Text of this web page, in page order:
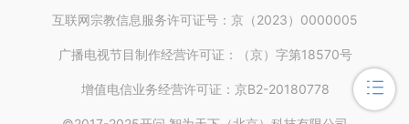
活动投稿，活动管理员必须对投稿进行审核；
投稿性质】：可选择公开或私密；
互联网宗教信息服务许可证号：京（2023）0000005
广播电视节目制作经营许可证：（京）字第18570号
增值电信业务经营许可证：京B2-20180778